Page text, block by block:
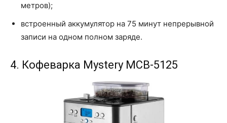
метров);
встроенный аккумулятор на 75 минут непрерывной
записи на одном полном заряде.
4. Кофеварка Mystery MCB-5125